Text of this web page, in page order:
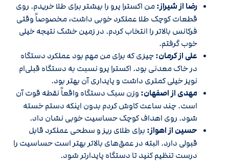
رضا از شیراز: من اکسترا پرو را بیشتر برای طلا خریدم. روی
قطعات کوچک طلا عملکرد خوبی داشت، مخصوصاً وقتی
فرکانس بالاتر را انتخاب کردم. در زمین خشک نتیجه خیلی
خوب گرفتم.
علی از کرمان:چیزی که برای من مهم بود عملکرد دستگاه
در خاک معدنی بود. اکسترا پرو نسبت به دستگاه قبلی‌ام
نویز خیلی کمتری داشت و پایداری آن بهتر بود.
مهدی از اصفهان: وزن سبک دستگاه واقعاً نقطه قوت آن
است. چند ساعت کاوش کردم بدون اینکه دستم خسته
شود. روی اهداف کوچک حساسیت خوبی نشان داد.
حسین از اهواز: برای طلای ریز و سطحی عملکرد قابل
قبولی دارد. البته در عمق‌های بالاتر بهتر است حساسیت را
درست تنظیم کنید تا دستگاه پایدارتر شود.